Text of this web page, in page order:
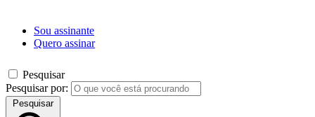
Sou assinante
Quero assinar
Pesquisar
Pesquisar por:
Pesquisar